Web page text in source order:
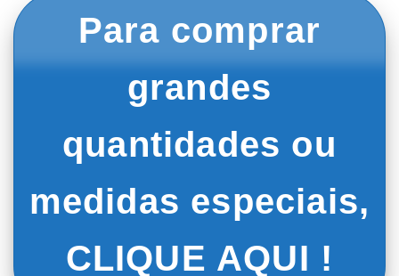
Para comprar
grandes
quantidades ou
medidas especiais,
CLIQUE AQUI !